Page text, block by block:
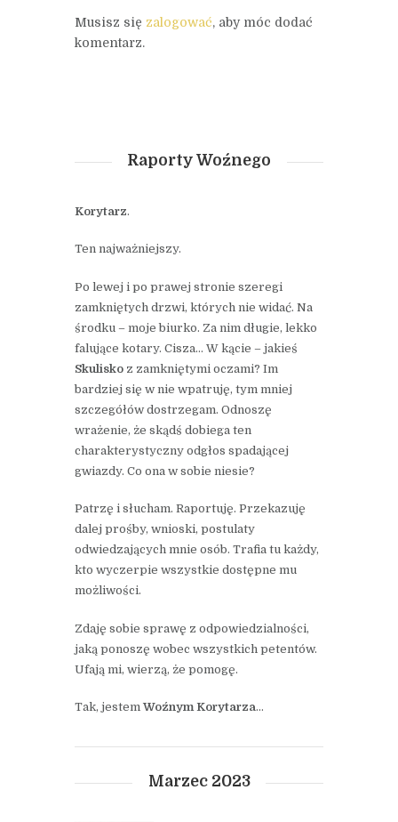
Musisz się zalogować, aby móc dodać
komentarz.
Raporty Woźnego
Korytarz.
Ten najważniejszy.
Po lewej i po prawej stronie szeregi
zamkniętych drzwi, których nie widać. Na
środku – moje biurko. Za nim długie, lekko
falujące kotary. Cisza… W kącie – jakieś
Skulisko z zamkniętymi oczami? Im
bardziej się w nie wpatruję, tym mniej
szczegółów dostrzegam. Odnoszę
wrażenie, że skądś dobiega ten
charakterystyczny odgłos spadającej
gwiazdy. Co ona w sobie niesie?
Patrzę i słucham. Raportuję. Przekazuję
dalej prośby, wnioski, postulaty
odwiedzających mnie osób. Trafia tu każdy,
kto wyczerpie wszystkie dostępne mu
możliwości.
Zdaję sobie sprawę z odpowiedzialności,
jaką ponoszę wobec wszystkich petentów.
Ufają mi, wierzą, że pomogę.
Tak, jestem Woźnym Korytarza…
Marzec 2023